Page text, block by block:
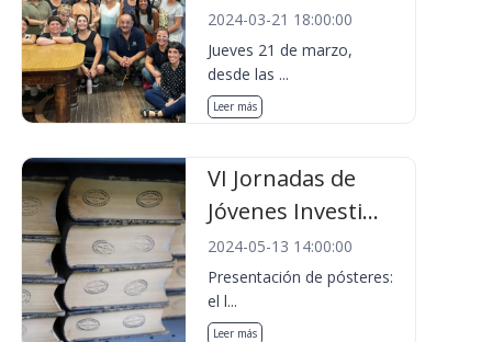
2024-03-21 18:00:00
Jueves 21 de marzo,
desde las ...
Leer más
VI Jornadas de
Jóvenes Investi...
2024-05-13 14:00:00
Presentación de pósteres:
el l...
Leer más